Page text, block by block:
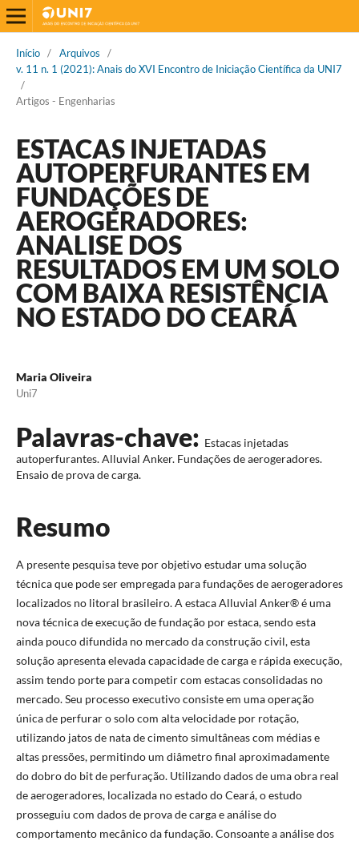
Início / Arquivos
/
v. 11 n. 1 (2021): Anais do XVI Encontro de Iniciação Científica da UNI7
/
Artigos - Engenharias
ESTACAS INJETADAS
AUTOPERFURANTES EM
FUNDAÇÕES DE
AEROGERADORES:
ANALISE DOS
RESULTADOS EM UM SOLO
COM BAIXA RESISTÊNCIA
NO ESTADO DO CEARÁ
Maria Oliveira
Uni7
Palavras-chave: Estacas injetadas
autoperfurantes. Alluvial Anker. Fundações de aerogeradores.
Ensaio de prova de carga.
Resumo
A presente pesquisa teve por objetivo estudar uma solução
técnica que pode ser empregada para fundações de aerogeradores
localizados no litoral brasileiro. A estaca Alluvial Anker® é uma
nova técnica de execução de fundação por estaca, sendo esta
ainda pouco difundida no mercado da construção civil, esta
solução apresenta elevada capacidade de carga e rápida execução,
assim tendo porte para competir com estacas consolidadas no
mercado. Seu processo executivo consiste em uma operação
única de perfurar o solo com alta velocidade por rotação,
utilizando jatos de nata de cimento simultâneas com médias e
altas pressões, permitindo um diâmetro final aproximadamente
do dobro do bit de perfuração. Utilizando dados de uma obra real
de aerogeradores, localizada no estado do Ceará, o estudo
prosseguiu com dados de prova de carga e análise do
comportamento mecânico da fundação. Consoante a análise dos